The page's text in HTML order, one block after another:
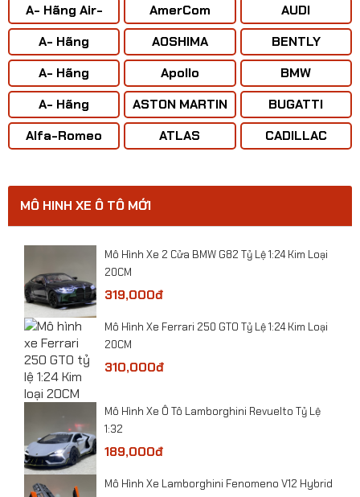
Mô hình xe ô tô Mercedes-Benz Ener G Force tỷ
lệ 1:32
A- Hãng Air-
BUS
A- Hãng
ANTONOV ( Liên
Xô)
A- Hãng
BOENING
A- Hãng
CONCORD
Alfa-Romeo
AmerCom
AOSHIMA
Apollo
ASTON MARTIN
ATLAS
AUDI
BENTLY
BMW
BUGATTI
CADILLAC
MÔ HINH XE Ô TÔ MỚI
​Mô Hình Xe 2 Cửa BMW G82 Tỷ Lệ 1:24 Kim Loại
20CM
319,000đ
​Mô Hình Xe Ferrari 250 GTO Tỷ Lệ 1:24 Kim Loại
20CM
310,000đ
​Mô Hình Xe Ô Tô Lamborghini Revuelto Tỷ Lệ
1:32
189,000đ
Mô Hình Xe Lamborghini Fenomeno V12 Hybrid